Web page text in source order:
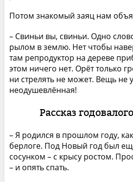
Потом знакомый заяц нам
– Свиньи вы, свиньи. Одно
рылом в землю. Нет чтобы
там репродуктор на дереве
этом ничего нет. Орёт только
ни стрелять не может. Вещь не
неодушевлённая!
Рассказ
– Я родился в прошлом году,
берлоге. Под Новый год был
сосунком – с крысу ростом.
– и опять спать.